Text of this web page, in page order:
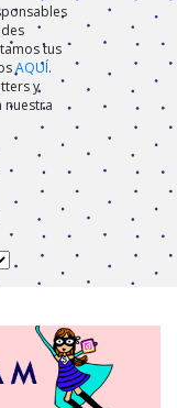
tus
AQUÍ.
y
nuestra